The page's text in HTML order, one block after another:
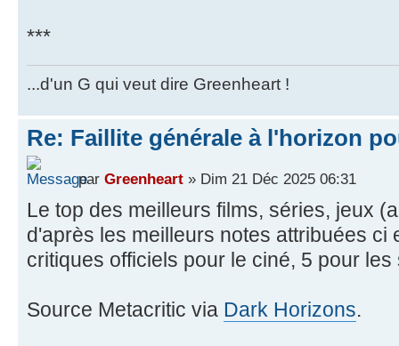
***
...d'un G qui veut dire Greenheart !
Re: Faillite générale à l'horizon
par Greenheart » Dim 21 Déc 2025 06:31
Le top des meilleurs films, séries, jeux
d'après les meilleurs notes attribuées ci
critiques officiels pour le ciné, 5 pour les
Source Metacritic via Dark Horizons.